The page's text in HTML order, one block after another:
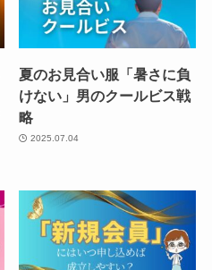
夏のお見合い服「暑さに負
けない」男のクールビス戦
略
2025.07.04